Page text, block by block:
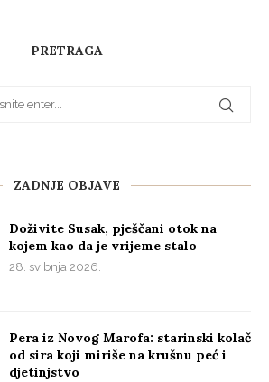
PRETRAGA
ZADNJE OBJAVE
Doživite Susak, pješčani otok na
kojem kao da je vrijeme stalo
28. svibnja 2026.
Pera iz Novog Marofa: starinski kolač
od sira koji miriše na krušnu peć i
djetinjstvo